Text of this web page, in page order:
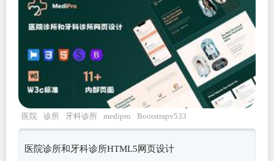
医院 诊所 牙科诊所 medipro Bootstrapv533
医院诊所和牙科诊所HTML5网页设计